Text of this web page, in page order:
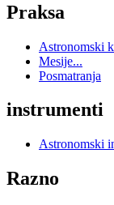
Praksa
Astronomski
Mesije...
Posmatranja
instrumenti
Astronomski
Razno